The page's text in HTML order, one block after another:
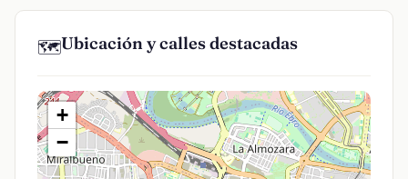
🗺️Ubicación y calles destacadas
+
−